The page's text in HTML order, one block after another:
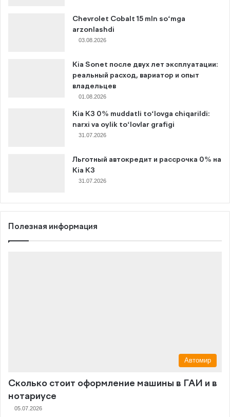
Chevrolet Cobalt 15 mln so‘mga
arzonlashdi
03.08.2026
Kia Sonet после двух лет эксплуатации:
реальный расход, вариатор и опыт
владельцев
01.08.2026
Kia K3 0% muddatli to‘lovga chiqarildi:
narxi va oylik to‘lovlar grafigi
31.07.2026
Льготный автокредит и рассрочка 0% на
Kia K3
31.07.2026
Полезная информация
Автомир
Сколько стоит оформление машины в ГАИ и в
нотариусе
05.07.2026